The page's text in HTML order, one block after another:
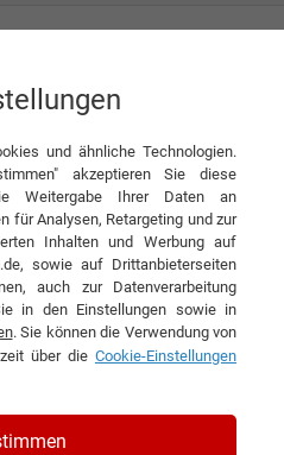
GmbH
und ähnliche Technologien.
akzeptieren Sie diese
Weitergabe Ihrer Daten an
für Analysen, Retargeting und zur
Inhalten und Werbung auf
sowie auf Drittanbieterseiten
auch zur Datenverarbeitung
in den Einstellungen sowie in
. Sie können die Verwendung von
über die Cookie-Einstellungen